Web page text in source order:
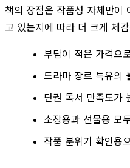
책의 장점은 작품성 자체만이
고 있는지에 따라 더 크게 체
부담이 적은 가격으
드라마 장르 특유의
단권 독서 만족도가
소장용과 선물용 모
작품 분위기 확인용